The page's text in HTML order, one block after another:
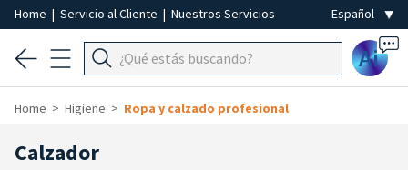
Home | Servicio al Cliente | Nuestros Servicios
Ai
Home Higiene Ropa y calzado profesional
Calzador